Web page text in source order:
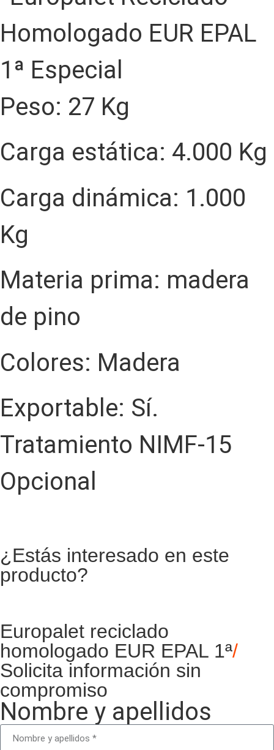
Peso: 27 Kg
Carga estática: 4.000 Kg
Carga dinámica: 1.000
Kg
Materia prima: madera
de pino
Colores: Madera
Exportable: Sí.
Tratamiento NIMF-15
Opcional
¿Estás interesado en este
producto?
Europalet reciclado
homologado EUR EPAL 1ª/
Solicita información sin
compromiso
Nombre y apellidos